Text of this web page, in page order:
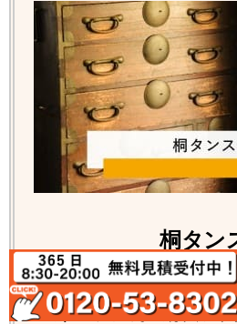
桐タン
桐タンス各種の回収処分、リ
能です。数年前までは買取り